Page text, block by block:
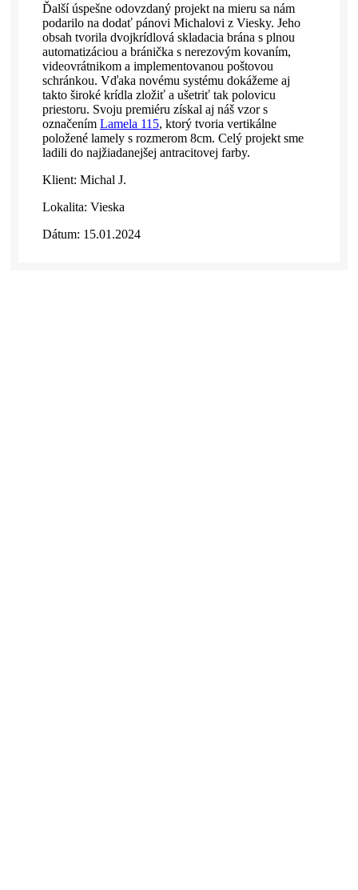
Ďalší úspešne odovzdaný projekt na mieru sa nám
podarilo na dodať pánovi Michalovi z Viesky. Jeho
obsah tvorila dvojkrídlová skladacia brána s plnou
automatizáciou a bránička s nerezovým kovaním,
videovrátnikom a implementovanou poštovou
schránkou. Vďaka novému systému dokážeme aj
takto široké krídla zložiť a ušetriť tak polovicu
priestoru. Svoju premiéru získal aj náš vzor s
označením Lamela 115, ktorý tvoria vertikálne
položené lamely s rozmerom 8cm. Celý projekt sme
ladili do najžiadanejšej antracitovej farby.
Klient: Michal J.
Lokalita: Vieska
Dátum: 15.01.2024